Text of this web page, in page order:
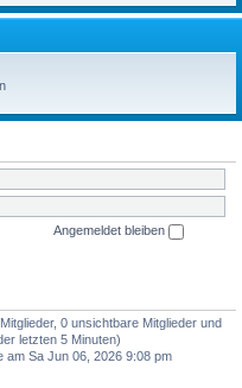
Angemeldet bleiben
0 unsichtbare Mitglieder und
letzten 5 Minuten)
am Sa Jun 06, 2026 9:08 pm